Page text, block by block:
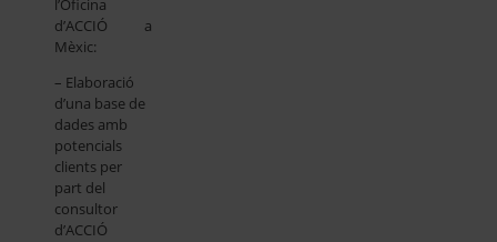
l’Oficina
d’ACCIÓ a
Mèxic:
– Elaboració
d’una base de
dades amb
potencials
clients per
part del
consultor
d’ACCIÓ